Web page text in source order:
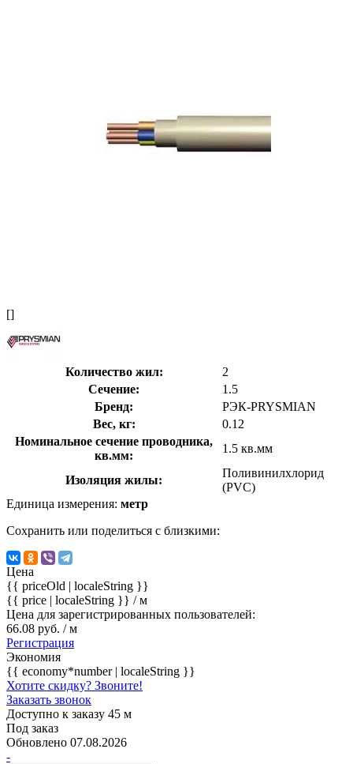
[]
Количество жил:
2
Сечение:
1.5
Бренд:
РЭК-PRYSMIAN
Вес, кг:
0.12
Номинальное сечение проводника,
кв.мм:
1.5 кв.мм
Изоляция жилы:
Поливинилхлорид
(PVC)
Единица измерения: метр
Сохранить или поделиться с близкими:
Цена
{{ priceOld | localeString }}
{{ price | localeString }} / м
Цена для зарегистрированных пользователей:
66.08 руб. / м
Регистрация
Экономия
{{ economy*number | localeString }}
Хотите скидку? Звоните!
Заказать звонок
Доступно к заказу 45 м
Под заказ
Обновлено 07.08.2026
-